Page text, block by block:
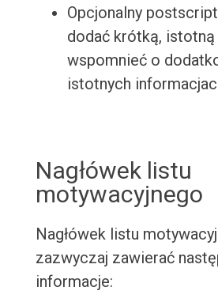
Opcjonalny
dodać krótką,
wspomnieć o
istotnych
Nagłówek listu
motywacyjnego
Nagłówek listu
zazwyczaj zawierać
informacje: